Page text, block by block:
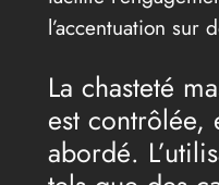
l’accentuation sur
La chasteté
est contrôlée,
abordé.